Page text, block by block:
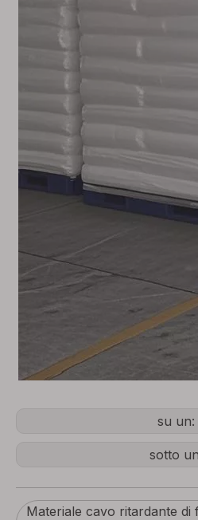
su un:
sotto
Materiale cavo ritardante di